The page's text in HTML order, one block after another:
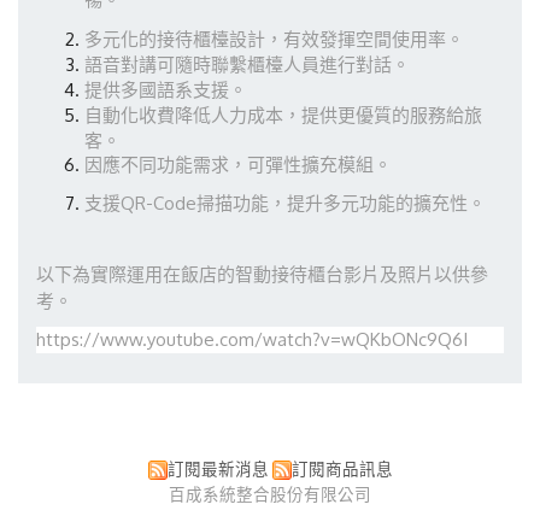
多元化的接待櫃檯設計，有效發揮空間使用率。
語音對講可隨時聯繫櫃檯人員進行對話。
提供多國語系支援。
自動化收費降低人力成本，提供更優質的服務給旅
客。
因應不同功能需求，可彈性擴充模組。
支援QR-Code掃描功能，提升多元功能的擴充性。
以下為實際運用在飯店的智動接待櫃台影片及照片以供參
考。
https://www.youtube.com/watch?v=wQKbONc9Q6I
訂閱最新消息
訂閱商品訊息
百成系統整合股份有限公司